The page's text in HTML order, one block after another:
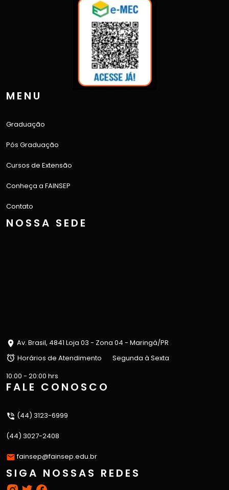
MENU
Graduação
Pós Graduação
Cursos de Extensão
Conheça a FAINSEP
Contato
NOSSA SEDE
Av. Brasil, 4841 Loja 03 - Zona 04 - Maringá/PR
Horários de Atendimento
Segunda à Sexta
10:00 - 20:00 hrs
FALE CONOSCO
(44) 3123-6999
(44) 3027-2408
fainsep@fainsep.edu.br
SIGA NOSSAS REDES